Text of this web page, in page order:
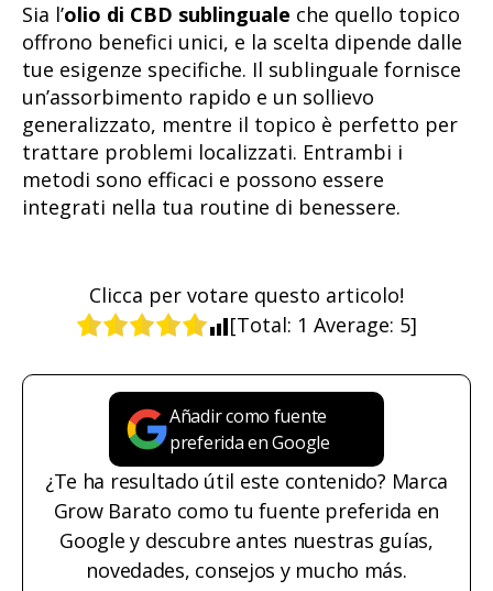
Sia l’olio di CBD sublinguale che quello topico
offrono benefici unici, e la scelta dipende dalle
tue esigenze specifiche. Il sublinguale fornisce
un’assorbimento rapido e un sollievo
generalizzato, mentre il topico è perfetto per
trattare problemi localizzati. Entrambi i
metodi sono efficaci e possono essere
integrati nella tua routine di benessere.
Clicca per votare questo articolo!
[Total: 1 Average: 5]
Añadir como fuente
preferida en Google
¿Te ha resultado útil este contenido? Marca
Grow Barato como tu fuente preferida en
Google y descubre antes nuestras guías,
novedades, consejos y mucho más.